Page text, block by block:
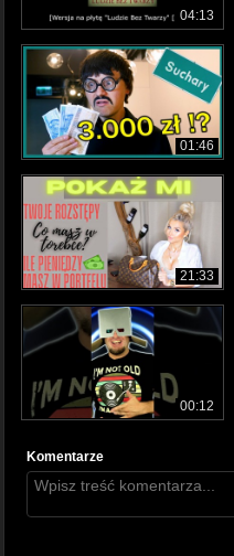
04:13
01:46
21:33
00:12
Komentarze